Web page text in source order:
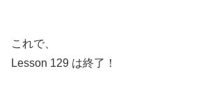
これで、
Lesson 129 は終了！